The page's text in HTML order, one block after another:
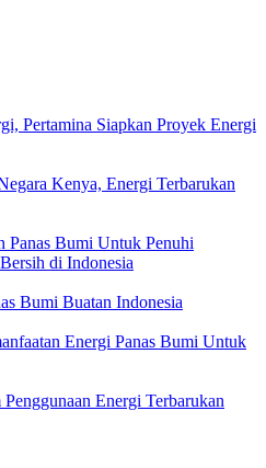
Pertamina Siapkan Proyek Energi
Kenya, Energi Terbarukan
Panas Bumi Untuk Penuhi
di Indonesia
Bumi Buatan Indonesia
Energi Panas Bumi Untuk
Energi Terbarukan